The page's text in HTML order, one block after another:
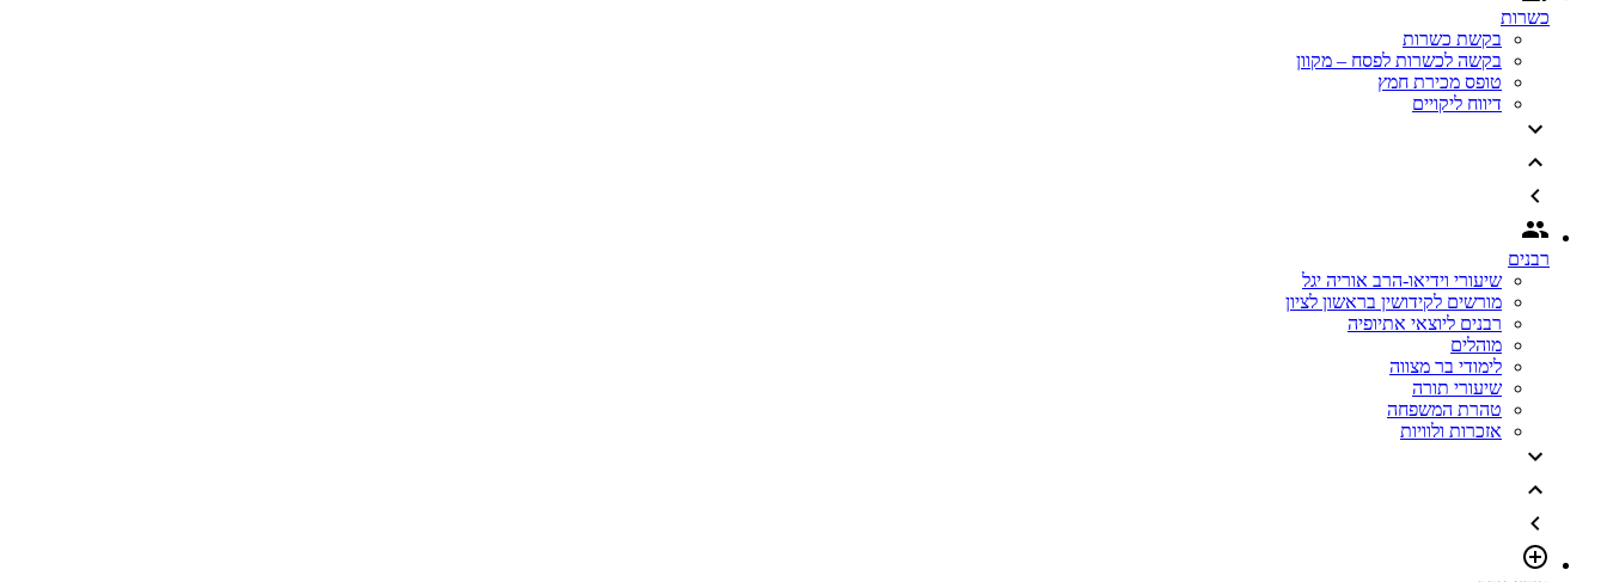
כשרות
בקשת כשרות
בקשה לכשרות לפסח – מקוון
טופס מכירת חמץ
דיווח ליקויים
רבנים
שיעורי וידיאו-הרב אוריה יגל
מורשים לקידושין בראשון לציון
רבנים ליוצאי אתיופיה
מוהלים
לימודי בר מצווה
שיעורי תורה
טהרת המשפחה
אזכרות ולוויות